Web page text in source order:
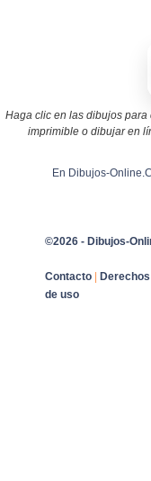
Haga clic en las dibujos para
imprimible o dibujar en
En Dibujos-
©2026 - Dibujos-
Contacto |
de uso